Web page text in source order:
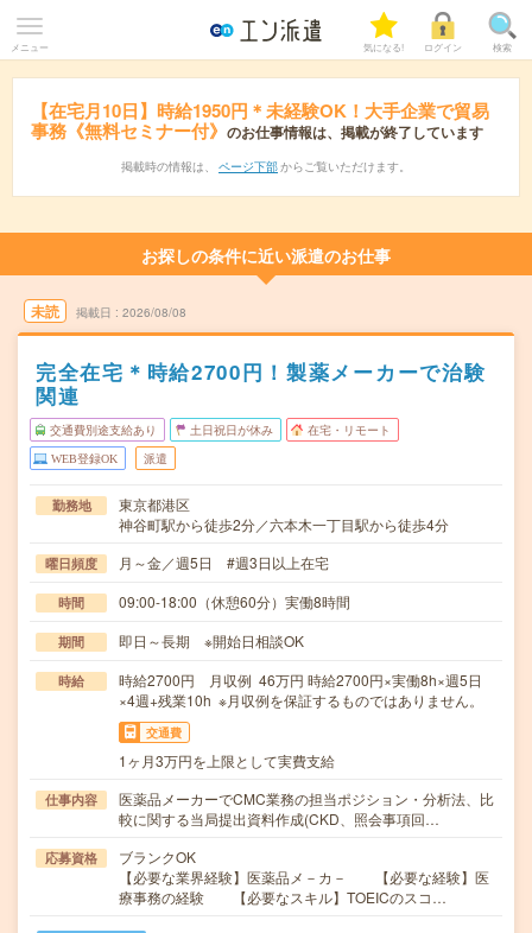
メニュー 気になる! ログイン 検索
【在宅月10日】時給1950円＊未経験OK！大手企業で貿易
事務《無料セミナー付》 のお仕事情報は、掲載が終了しています
掲載時の情報は、 ページ下部 からご覧いただけます。
お探しの条件に近い派遣のお仕事
未読 掲載日 2026/08/08
完全在宅＊時給2700円！製薬メーカーで治験
関連
交通費別途支給あり 土日祝日が休み 在宅・リモート
WEB登録OK 派遣
勤務地
東京都港区
神谷町駅から徒歩2分／六本木一丁目駅から徒歩4分
曜日頻度 月～金／週5日 #週3日以上在宅
時間 09:00-18:00（休憩60分）実働8時間
期間 即日～長期 ※開始日相談OK
時給
時給2700円 月収例 46万円 時給2700円×実働8h×週5日
×4週+残業10h ※月収例を保証するものではありません。
交通費
1ヶ月3万円を上限として実費支給
仕事内容
医薬品メーカーでCMC業務の担当ポジション・分析法、比
較に関する当局提出資料作成(CKD、照会事項回…
応募資格
ブランクOK
【必要な業界経験】医薬品メ－カ－ 【必要な経験】医
療事務の経験 【必要なスキル】TOEICのスコ…